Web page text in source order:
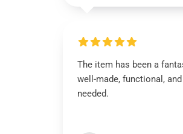
The item has been a
well-made, functional,
needed.